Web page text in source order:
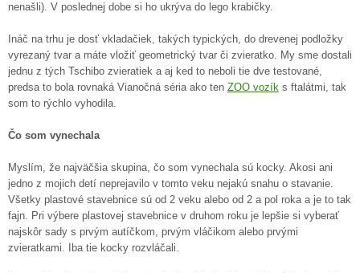
nenašli). V poslednej dobe si ho ukrýva do lego krabičky.
Ináč na trhu je dosť vkladačiek, takých typických, do drevenej podložky
vyrezaný tvar a máte vložiť geometrický tvar či zvieratko. My sme dostali
jednu z tých Tschibo zvieratiek a aj ked to neboli tie dve testované,
predsa to bola rovnaká Vianočná séria ako ten ZOO vozík s ftalátmi, tak
som to rýchlo vyhodila.
Čo som vynechala
Myslím, že najväčšia skupina, čo som vynechala sú kocky. Akosi ani
jedno z mojich detí neprejavilo v tomto veku nejakú snahu o stavanie.
Všetky plastové stavebnice sú od 2 veku alebo od 2 a pol roka a je to tak
fajn. Pri výbere plastovej stavebnice v druhom roku je lepšie si vyberať
najskôr sady s prvým autíčkom, prvým vláčikom alebo prvými
zvieratkami. Iba tie kocky rozvláčali.